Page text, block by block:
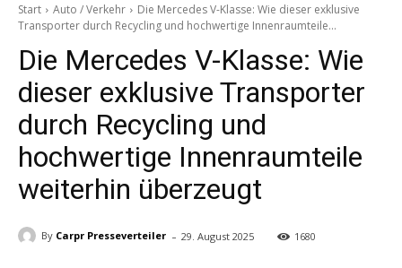
Start Auto / Verkehr
Die Mercedes V-Klasse: Wie dieser exklusive
Transporter durch Recycling und hochwertige Innenraumteile...
Die Mercedes V-Klasse: Wie
dieser exklusive Transporter
durch Recycling und
hochwertige Innenraumteile
weiterhin überzeugt
By Carpr Presseverteiler - 29. August 2025 1680